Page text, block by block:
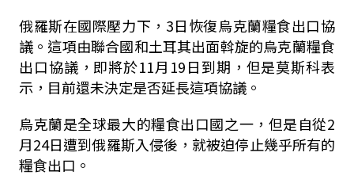
俄羅斯在國際壓力下，3日恢復烏克蘭糧食出口協
議。這項由聯合國和土耳其出面斡旋的烏克蘭糧食
出口協議，即將於11月19日到期，但是莫斯科表
示，目前還未決定是否延長這項協議。
烏克蘭是全球最大的糧食出口國之一，但是自從2
月24日遭到俄羅斯入侵後，就被迫停止幾乎所有的
糧食出口。